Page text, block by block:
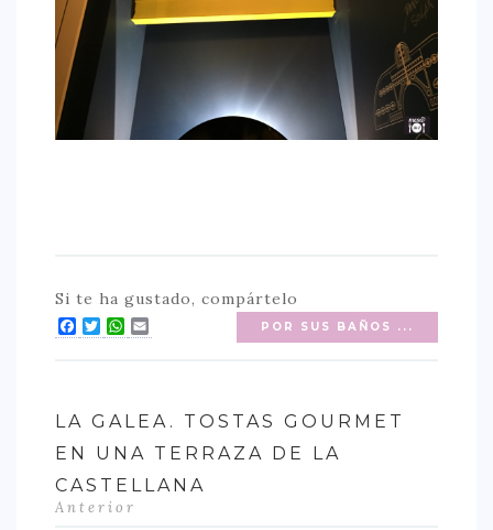
Si te ha gustado, compártelo
Facebook
Twitter
WhatsApp POR SUS BAÑOS ...
LA GALEA. TOSTAS GOURMET
EN UNA TERRAZA DE LA
CASTELLANA
Anterior